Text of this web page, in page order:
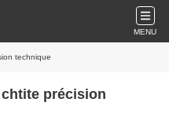
MENU
technique
précision